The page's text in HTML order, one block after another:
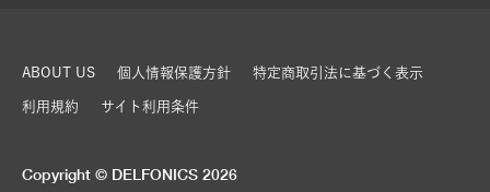
ABOUT US 個人情報保護方針 特定商取引法に基づく表示
利用規約 サイト利用条件
Copyright © DELFONICS 2026